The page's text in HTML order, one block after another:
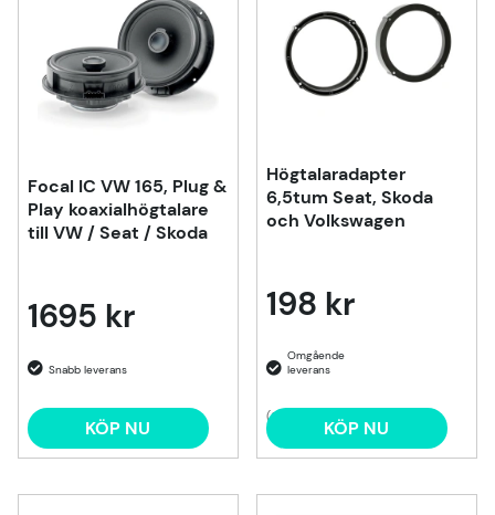
Focal IC VW 165, Plug &
Play koaxialhögtalare
till VW / Seat / Skoda
1695 kr
KÖP NU
Högtalaradapter
6,5tum Seat, Skoda
och Volkswagen
198 kr
(2) KÖP NU